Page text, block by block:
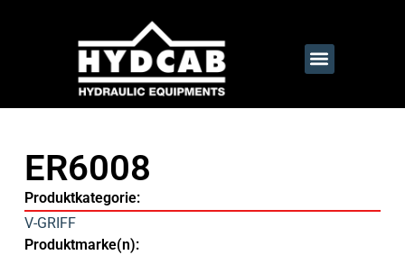
ER6008
Produktkategorie:
V-GRIFF
Produktmarke(n):